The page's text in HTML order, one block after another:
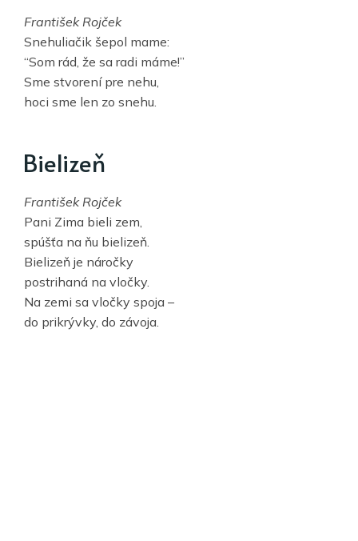
František Rojček
Snehuliačik šepol mame:
“Som rád, že sa radi máme!”
Sme stvorení pre nehu,
hoci sme len zo snehu.
Bielizeň
František Rojček
Pani Zima bieli zem,
spúšťa na ňu bielizeň.
Bielizeň je náročky
postrihaná na vločky.
Na zemi sa vločky spoja –
do prikrývky, do závoja.